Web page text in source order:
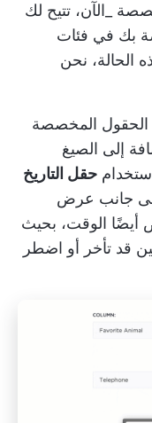
_الآن، تتيح لك
بك في فئات
الحالة، نحن
إلى الصيغ
حقل التاريخ
إلى جانب عرض
أيضًا الوقت، بحيث
قد تأخر أو اضطر